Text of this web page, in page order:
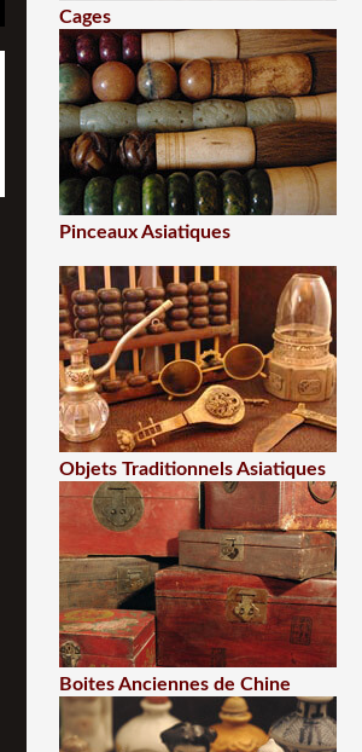
Cages
Pinceaux Asiatiques
Objets Traditionnels Asiatiques
Boites Anciennes de Chine